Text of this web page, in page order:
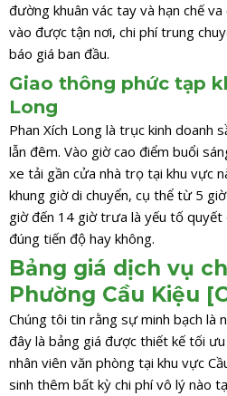
đường khuân vác tay và hạn chế
vào được tận nơi, chi phí trung
báo giá ban đầu.
Giao thông phức tạp
Long
Phan Xích Long là trục kinh doanh
lẫn đêm. Vào giờ cao điểm buổi
xe tải gần cửa nhà trọ tại khu vực
khung giờ di chuyển, cụ thể từ 5
giờ đến 14 giờ trưa là yếu tố quyết
đúng tiến độ hay không.
Bảng giá dịch vụ
Phường Cầu Kiệu
Chúng tôi tin rằng sự minh bạch là
đây là bảng giá được thiết kế tối
nhân viên văn phòng tại khu vực
sinh thêm bất kỳ chi phí vô lý nào